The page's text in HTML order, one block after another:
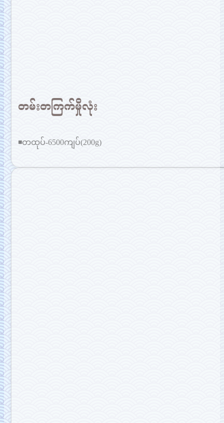
တမ်းတကြက်မှိုလုံး
◾တထုပ်-6500ကျပ်(200g)